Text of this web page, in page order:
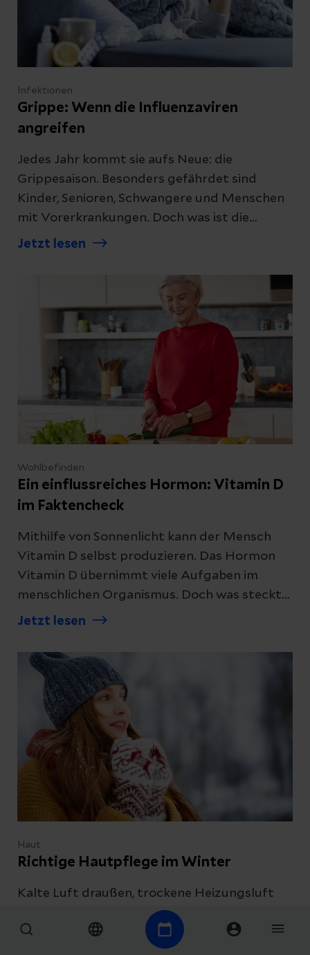
Infektionen
Grippe: Wenn die Influenzaviren
angreifen
Jedes Jahr kommt sie aufs Neue: die
Grippesaison. Besonders gefährdet sind
Kinder, Senioren, Schwangere und Menschen
mit Vorerkrankungen. Doch was ist die
Grippe genau – und wie unterscheidet sie sich
Jetzt lesen
Wohlbefinden
Ein einflussreiches Hormon: Vitamin D
im Faktencheck
Mithilfe von Sonnenlicht kann der Mensch
Vitamin D selbst produzieren. Das Hormon
Vitamin D übernimmt viele Aufgaben im
menschlichen Organismus. Doch was steckt
dahinter und wieso ist Vitamin D für uns
erklärt, warum unser Körper Sonnenlicht
braucht.
Jetzt lesen
Haut
Richtige Hautpflege im Winter
Kalte Luft draußen, trockene Heizungsluft
drinnen. Vor allem im Winter ist die Haut
extremen Temperaturunterschieden
ausgesetzt, die ihr zu schaffen machen. Doch